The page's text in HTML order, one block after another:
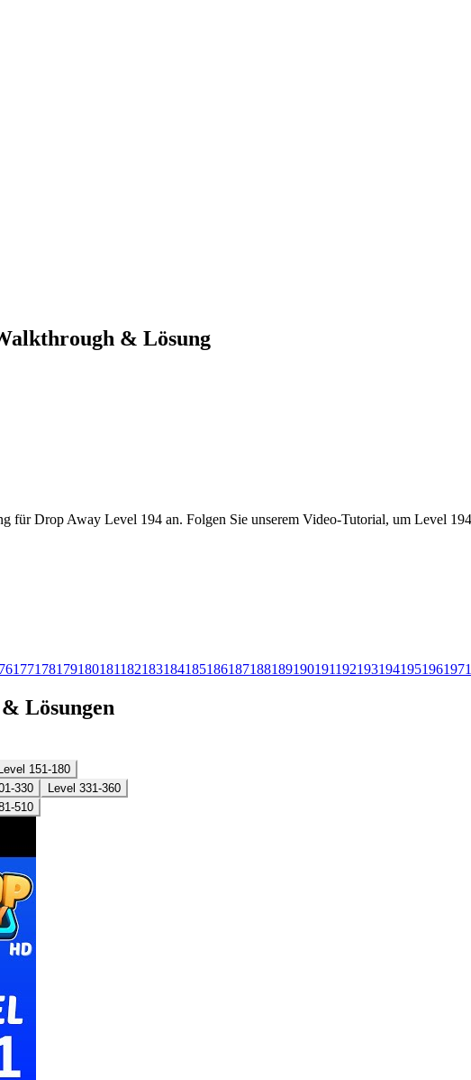
& Lösung
für Drop Away Level 194 an. Folgen Sie unserem Video-Tutorial, um Level
177178179180181182183184185186187188189190191192193194195196197
Lösungen
151-180
330
Level 331-360
510